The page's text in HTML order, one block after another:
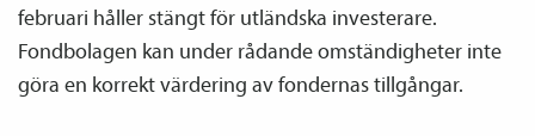
februari håller stängt för utländska investerare.
Fondbolagen kan under rådande omständigheter inte
göra en korrekt värdering av fondernas tillgångar.